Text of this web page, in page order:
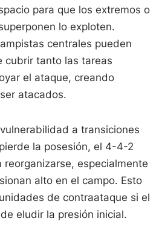
para que los extremos o
lo exploten.
centrales pueden
cubrir tanto las tareas
el ataque, creando
atacados.
a transiciones
la posesión, el 4-4-2
reorganizarse, especialmente
alto en el campo. Esto
de contraataque si el
eludir la presión inicial.